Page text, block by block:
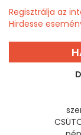
Regisztrálja az
Hirdesse